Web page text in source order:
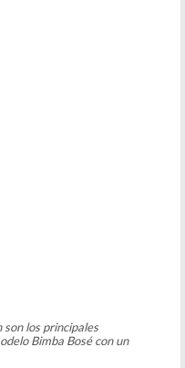
los principales
Bimba Bosé con un